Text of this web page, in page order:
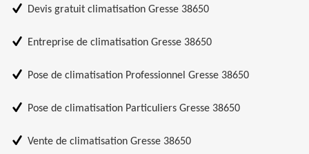
Devis gratuit climatisation Gresse 38650
Entreprise de climatisation Gresse 38650
Pose de climatisation Professionnel Gresse 38650
Pose de climatisation Particuliers Gresse 38650
Vente de climatisation Gresse 38650